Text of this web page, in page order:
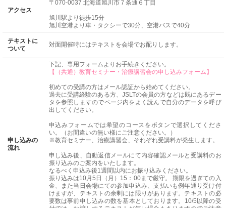
アクセス
〒070-0037 北海道旭川市７条通６丁目
旭川駅より徒歩15分
旭川空港より車・タクシーで30分、空港バスで40分
テキストに
ついて
対面開催時にはテキストを会場でお配りします。
申し込みの
流れ
下記、専用フォームよりお手続きください。
【（共通）教育セミナー・治療講習会の申し込みフォーム】
初めての受講の方はメール認証から始めてください。
過去に受講経験のある方、JSLTの会員の方などは既にあるデー
タを参照しますのでページ内をよく読んで自分のデータを呼び
出してください。
申込みフォームでは希望のコースをボタンで選択してくださ
い。（お間違いの無い様にご注意ください。）
※教育セミナー、治療講習会、それぞれ受講料が発生します。
申し込み後、自動返信メールにて内容確認メールと受講料のお
振り込みのご案内をいたします。
なるべく申込み後1週間以内にお振り込みください。
振り込みは10月5日（月）15：00まで厳守。 期限を過ぎての入
金、また当日会場にての参加申込み、支払いも例年通り受け付
けますが、テキストの余剰には限りがあります。テキストの必
要数は事前申し込みの数を基本としております。10/5以降の受